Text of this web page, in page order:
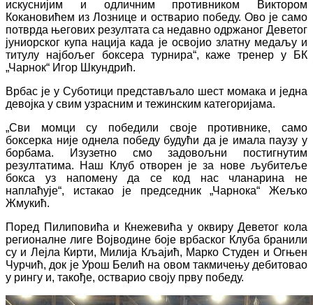
искуснијим и одличним противником Виктором
Кокановићем из Лознице и остварио победу. Ово је само
потврда његових резултата са недавно одржаног Деветог
јуниорског купа нација када је освојио златну медаљу и
титулу најбољег боксера турнира“, каже тренер у БК
„Чарнок“ Игор Шкундрић.
Врбас је у Суботици представљало шест момака и једна
девојка у свим узрасним и тежинским категоријама.
„Сви момци су победили своје противнике, само
боксерка није однела победу будући да је имала паузу у
борбама. Изузетно смо задовољни постигнутим
резултатима. Наш Клуб отворен је за нове љубитеље
бокса уз напомену да се код нас чланарина не
наплаћује“, истакао је председник „Чарнока“ Жељко
Жмукић.
Поред Пилиповића и Кнежевића у оквиру Деветог кола
регионалне лиге Војводине боје врбаског Клуба бранили
су и Лејла Кирти, Милија Кљајић, Марко Студен и Огњен
Чурчић, док је Урош Белић на овом такмичењу дебитовао
у рингу и, такође, остварио своју прву победу.